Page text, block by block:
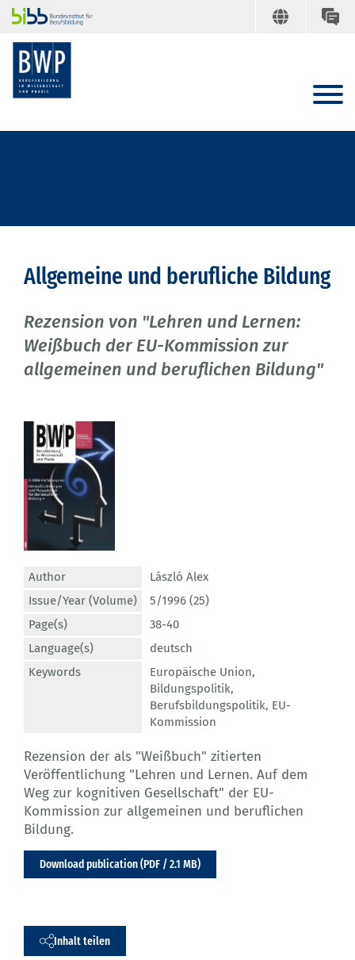
Allgemeine und berufliche Bildung
Rezension von "Lehren und Lernen:
Weißbuch der EU-Kommission zur
allgemeinen und beruflichen Bildung"
Author
László Alex
Issue/Year (Volume)
5/1996 (25)
Page(s)
38-40
Language(s)
deutsch
Keywords
Europäische Union,
Bildungspolitik,
Berufsbildungspolitik, EU-
Kommission
Rezension der als "Weißbuch" zitierten
Veröffentlichung "Lehren und Lernen. Auf dem
Weg zur kognitiven Gesellschaft" der EU-
Kommission zur allgemeinen und beruflichen
Bildung.
Download publication (PDF / 2.1 MB)
Inhalt teilen